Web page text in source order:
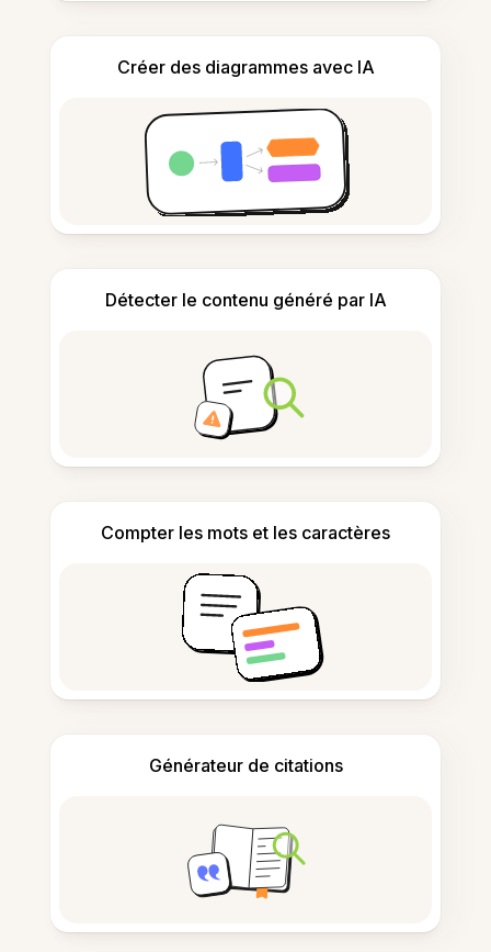
Créer des diagrammes avec IA
Détecter le contenu généré par IA
Compter les mots et les caractères
Générateur de citations